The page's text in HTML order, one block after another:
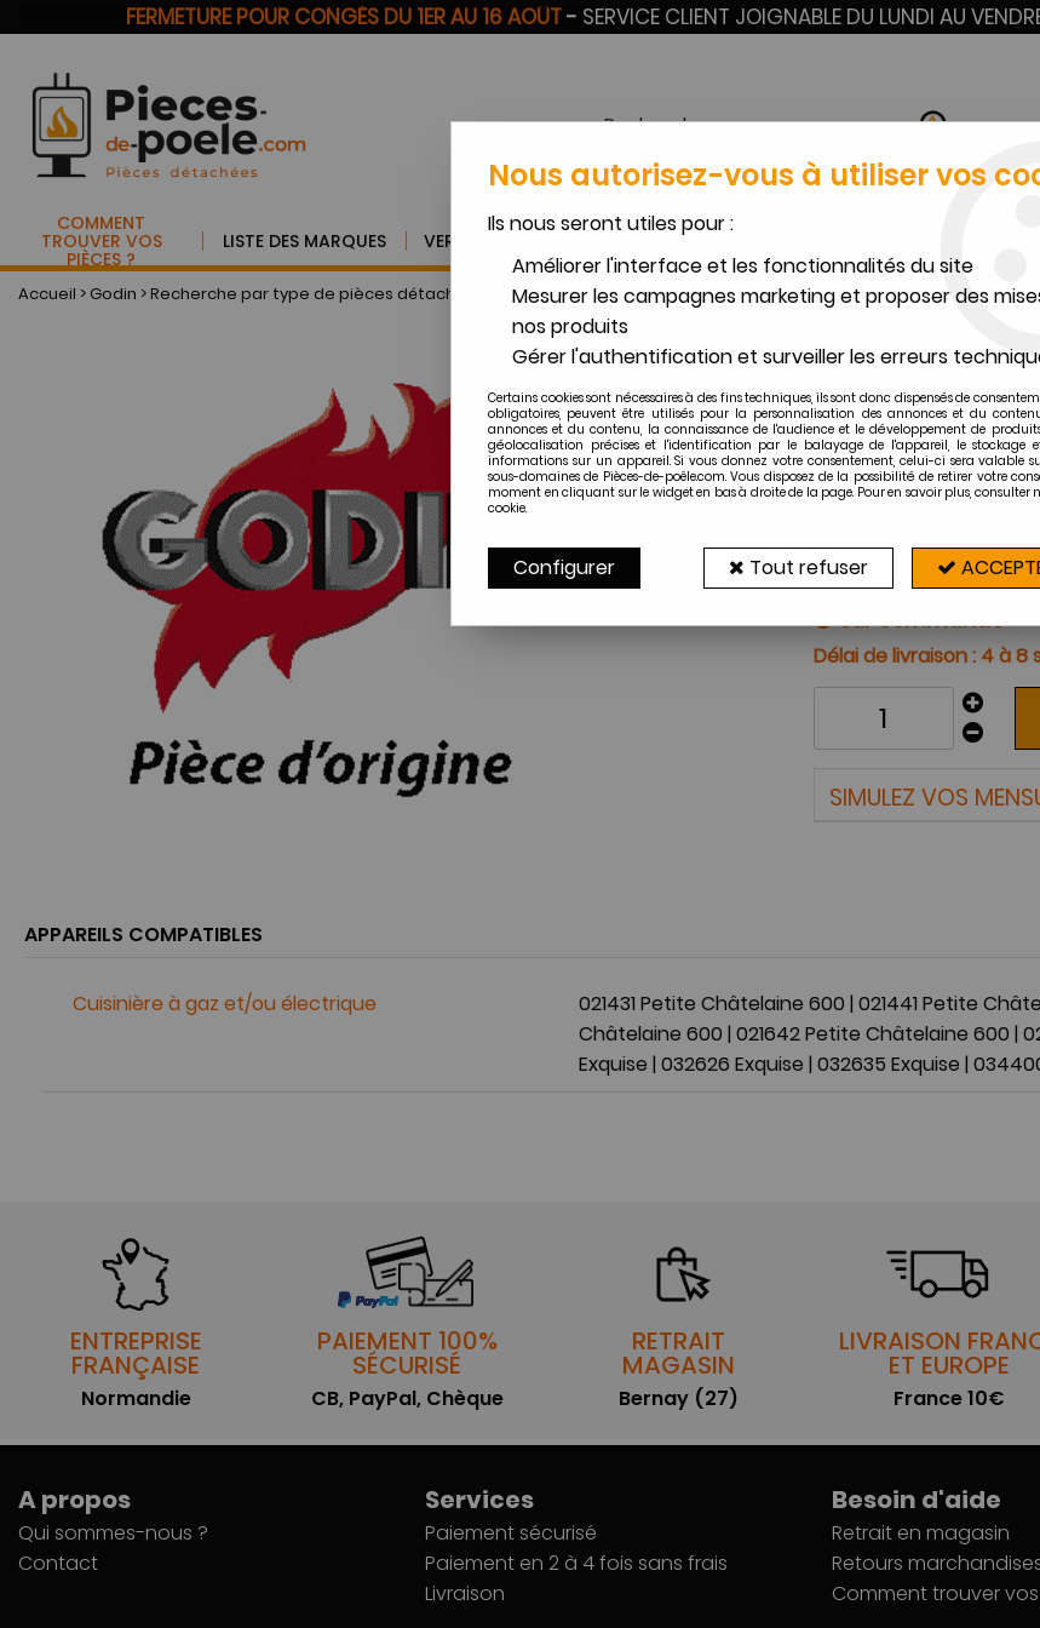
FERMETURE POUR CONGÉS DU 1ER AU 16 AOÛT- SERVICE CLIENT JOIGNABLE DU LUNDI AU
COMMENT
TROUVER VOS
PIÈCES ?
LISTE DES MARQUES VERRE VITROCERAM VERMICULITE SUR
Accueil > Godin >Recherche par type de pièces détachées GODIN> Toutes les autres pièces détachées GODIN>THERMOSTAT
Godin
THERMOSTAT
107,00€TTC
Réf. :00005308060050
Pièce compatible avec
Appareils compatibles
Sur commande
4 à 8
SIMULEZ VOS
APPAREILS COMPATIBLES
Cuisinière à gaz et/ou électrique 021431 Petite Châtelaine 600 | 021441 Petite
Châtelaine 600 | 021642 Petite Châtelaine 600 |
Exquise | 032626 Exquise | 032635 Exquise |
ENTREPRISE
FRANÇAISE
Normandie
PAIEMENT 100%
SÉCURISÉ
CB, PayPal, Chèque
RETRAIT
MAGASIN
Bernay (27)
LIVRAISON
ET EUROPE
France 10€
A propos
Qui sommes-nous ?
Contact
Services
Paiement sécurisé
Paiement en 2 à 4 fois sans frais
Livraison
Besoin d'aide
Retrait en magasin
Retours
Comment trouver
Nous autorisez-vous à utiliser vos
Ils nous seront utiles pour :
Améliorer l'interface et les fonctionnalités du site
Mesurer les campagnes marketing et proposer des
nos produits
Gérer l'authentification et surveiller les erreurs
Certains cookies sont nécessaires à des fins techniques, ils sont donc dispensés de
obligatoires, peuvent être utilisés pour la personnalisation des annonces et du
annonces et du contenu, la connaissance de l'audience et le développement de
géolocalisation précises et l'identification par le balayage de l'appareil, le stockage
informations sur un appareil. Si vous donnez votre consentement, celui-ci sera valable
sous-domaines de Pièces-de-poêle.com. Vous disposez de la possibilité de retirer votre
moment en cliquant sur le widget en bas à droite de la page. Pour en savoir plus, consulter
cookie.
Configurer Tout refuser